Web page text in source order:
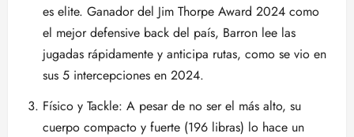
es elite. Ganador del Jim Thorpe Award 2024 como
el mejor defensive back del país, Barron lee las
jugadas rápidamente y anticipa rutas, como se vio en
sus 5 intercepciones en 2024.
Físico y Tackle: A pesar de no ser el más alto, su
cuerpo compacto y fuerte (196 libras) lo hace un